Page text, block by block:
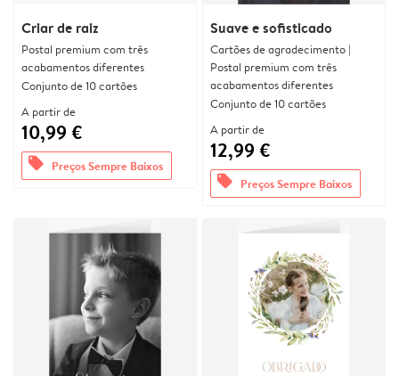
Criar de raiz
Postal premium com três
acabamentos diferentes
Conjunto de 10 cartões
A partir de
10,99 €
offers Preços Sempre Baixos
Suave e sofisticado
Cartões de agradecimento |
Postal premium com três
acabamentos diferentes
Conjunto de 10 cartões
A partir de
12,99 €
offers Preços Sempre Baixos